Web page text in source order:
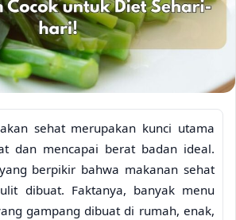
sehat merupakan kunci utama
dan mencapai berat badan ideal.
berpikir bahwa makanan sehat
dibuat. Faktanya, banyak menu
gampang dibuat di rumah, enak,